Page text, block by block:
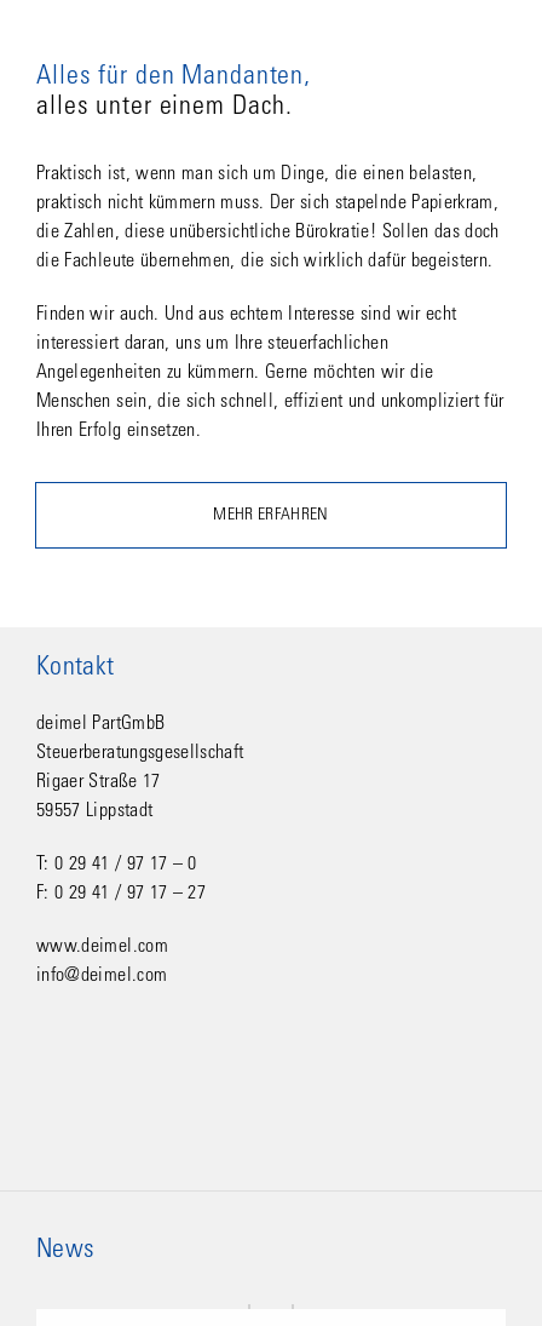
Alles für den Mandanten,
alles unter einem Dach.
Praktisch ist, wenn man sich um Dinge, die einen belasten,
praktisch nicht kümmern muss. Der sich stapelnde Papierkram,
die Zahlen, diese unübersichtliche Bürokratie! Sollen das doch
die Fachleute übernehmen, die sich wirklich dafür begeistern.
Finden wir auch. Und aus echtem Interesse sind wir echt
interessiert daran, uns um Ihre steuerfachlichen
Angelegenheiten zu kümmern. Gerne möchten wir die
Menschen sein, die sich schnell, effizient und unkompliziert für
Ihren Erfolg einsetzen.
MEHR ERFAHREN
Kontakt
deimel PartGmbB
Steuerberatungsgesellschaft
Rigaer Straße 17
59557 Lippstadt
T: 0 29 41 / 97 17 – 0
F: 0 29 41 / 97 17 – 27
www.deimel.com
info@deimel.com
News